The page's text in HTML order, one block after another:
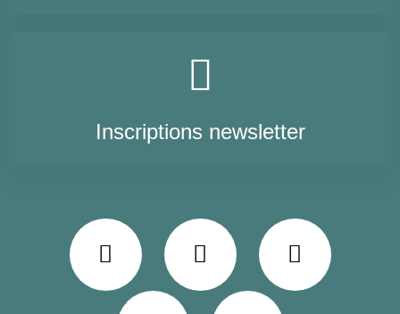
Inscriptions newsletter